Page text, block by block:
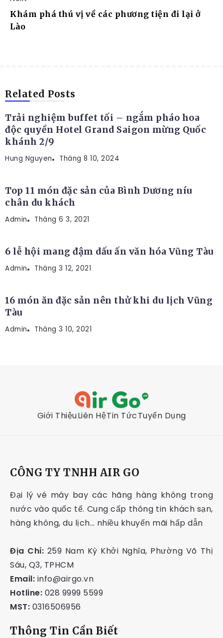
Khám phá thú vị về các phương tiện đi lại ở
Lào
Related Posts
Trải nghiệm buffet tối – ngắm pháo hoa
độc quyền Hotel Grand Saigon mừng Quốc
khánh 2/9
Hung Nguyen Tháng 8 10, 2024
VĂN HÓA - ẨM THỰC
Top 11 món đặc sản của Bình Dương níu
chân du khách
Admin Tháng 6 3, 2021
VĂN HÓA - ẨM THỰC
6 lễ hội mang đậm dấu ấn văn hóa Vũng Tàu
Admin Tháng 3 12, 2021
VĂN HÓA - ẨM THỰC
16 món ăn đặc sản nên thử khi du lịch Vũng
Tàu
Admin Tháng 3 10, 2021
Giới ThiệuLiên HệTin TứcTuyển Dụng
CÔNG TY TNHH AIR GO
Đại lý vé máy bay các hãng hàng không trong
nước vào quốc tế. Cung cấp thông tin khách sạn,
hàng không, du lịch… nhiều khuyến mãi hấp dẫn
Địa Chỉ: 259 Nam Kỳ Khởi Nghĩa, Phường Võ Thị
Sáu, Q3, TPHCM
Email: info@airgo.vn
Hotline: 028 9999 5599
MST: 0316506956
Thông Tin Cần Biết